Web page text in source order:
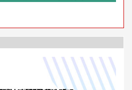
平成のソウルトレインダンサー）、他 シ
司会】河原あず（東京カルチャーカルチ